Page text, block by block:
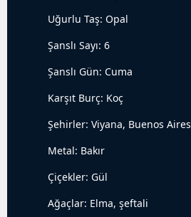
Uğurlu Taş: Opal
Şanslı Sayı: 6
Şanslı Gün: Cuma
Karşıt Burç: Koç
Şehirler: Viyana, Buenos Aires
Metal: Bakır
Çiçekler: Gül
Ağaçlar: Elma, şeftali